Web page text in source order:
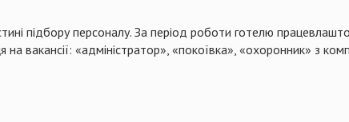
підбору персоналу. За період роботи готелю
на вакансії: «адміністратор», «покоївка», «охоронник» з